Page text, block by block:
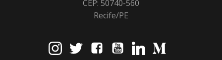
CEP: 50740-560
Recife/PE